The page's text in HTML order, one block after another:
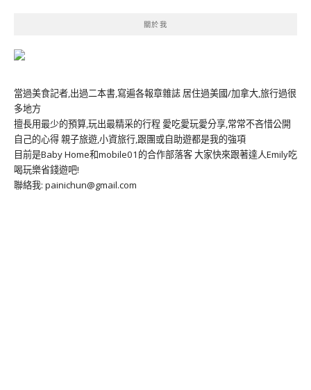
關於我
當過美食記者,出過二本書,寫遍各報章雜誌 居住過美國/加拿大,旅行過很
多地方
擅長用最少的預算,玩出最精采的行程 愛吃愛玩愛分享,常常不吝惜公開
自己的心得 親子旅遊,小資旅行,跟團或自助遊都是我的強項
目前是Baby Home和mobile01的合作部落客 大家快來跟著達人Emily吃
喝玩樂省錢遊吧!
聯絡我: painichun@gmail.com